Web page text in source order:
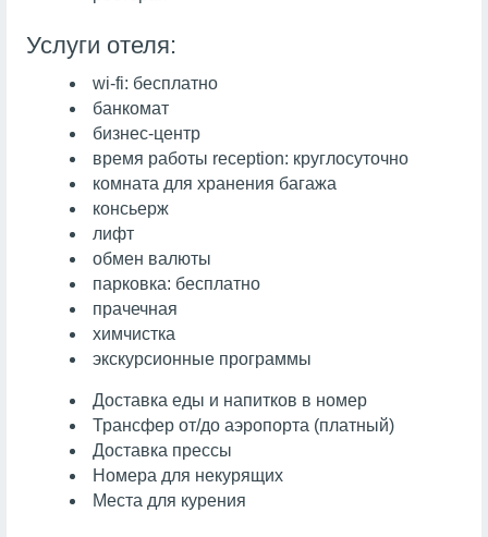
Услуги отеля:
wi-fi: бесплатно
банкомат
бизнес-центр
время работы reception: круглосуточно
комната для хранения багажа
консьерж
лифт
обмен валюты
парковка: бесплатно
прачечная
химчистка
экскурсионные программы
Доставка еды и напитков в номер
Трансфер от/до аэропорта (платный)
Доставка прессы
Номера для некурящих
Места для курения